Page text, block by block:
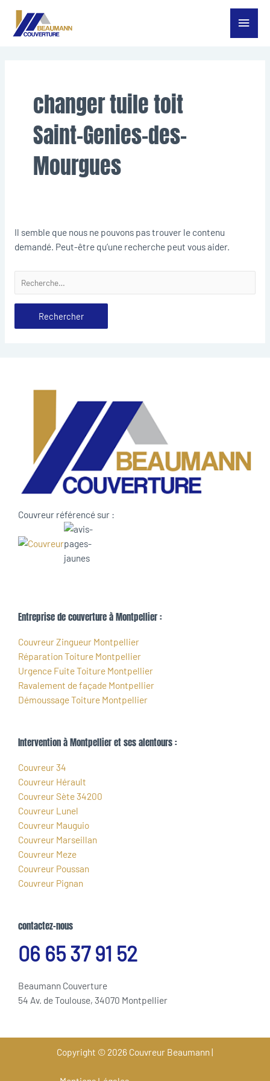
Aller
Menu
changer tuile toit
Saint-Genies-des-
Mourgues
Il semble que nous ne pouvons pas trouver le contenu
demandé. Peut-être qu’une recherche peut vous aider.
Couvreur référencé sur :
Entreprise de couverture à Montpellier :
Couvreur Zingueur Montpellier
Réparation Toiture Montpellier
Urgence Fuite Toiture Montpellier
Ravalement de façade Montpellier
Démoussage Toiture Montpellier
Intervention à Montpellier et ses alentours :
Couvreur 34
Couvreur Hérault
Couvreur Sète 34200
Couvreur Lunel
Couvreur Mauguio
Couvreur Marseillan
Couvreur Meze
Couvreur Poussan
Couvreur Pignan
contactez-nous
06 65 37 91 52
Beaumann Couverture
54 Av. de Toulouse, 34070 Montpellier
Copyright © 2026 Couvreur Beaumann |